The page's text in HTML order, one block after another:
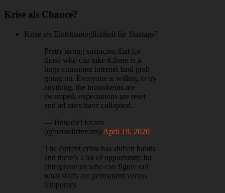
Krise als Chance?
Krise als Eintrittsmöglichkeit für Startups?
Pretty strong suspicion that for
those who can take it there is a
huge consumer internet land grab
going on. Everyone is willing to try
anything, the incumbents are
swamped, expectations are reset
and ad rates have collapsed.
— Benedict Evans
(@benedictevans) April 19, 2020
The current crisis has shifted habits
and there’s a lot of opportunity for
entrepreneurs who can figure out
what shifts are permanent versus
temporary.